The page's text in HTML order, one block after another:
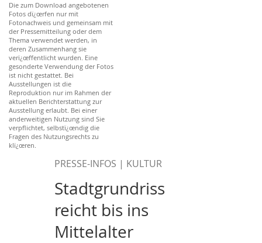
Die zum Download angebotenen
Fotos dï¿œrfen nur mit
Fotonachweis und gemeinsam mit
der Pressemitteilung oder dem
Thema verwendet werden, in
deren Zusammenhang sie
verï¿œffentlicht wurden. Eine
gesonderte Verwendung der Fotos
ist nicht gestattet. Bei
Ausstellungen ist die
Reproduktion nur im Rahmen der
aktuellen Berichterstattung zur
Ausstellung erlaubt. Bei einer
anderweitigen Nutzung sind Sie
verpflichtet, selbstï¿œndig die
Fragen des Nutzungsrechts zu
klï¿œren.
PRESSE-INFOS | KULTUR
Stadtgrundriss
reicht bis ins
Mittelalter